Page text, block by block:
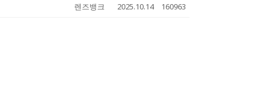
렌즈뱅크 2025.10.14 160963